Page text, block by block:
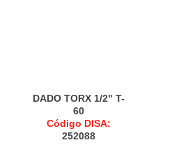
DADO TORX 1/2" T-
60
Código DISA:
252088